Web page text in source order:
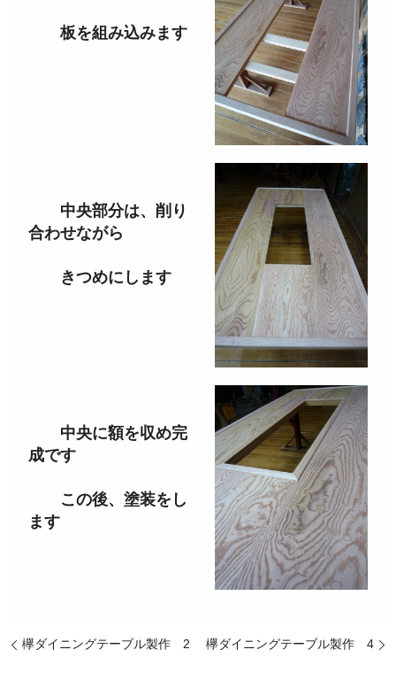
板を組み込みます
中央部分は、削り
合わせながら
きつめにします
中央に額を収め完
成です
この後、塗装をし
ます
欅ダイニングテーブル製作 2 欅ダイニングテーブル製作 4